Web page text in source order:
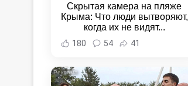
Скрытая камера на пляже
Крыма: Что люди вытворяют,
когда их не видят...
180 54 41